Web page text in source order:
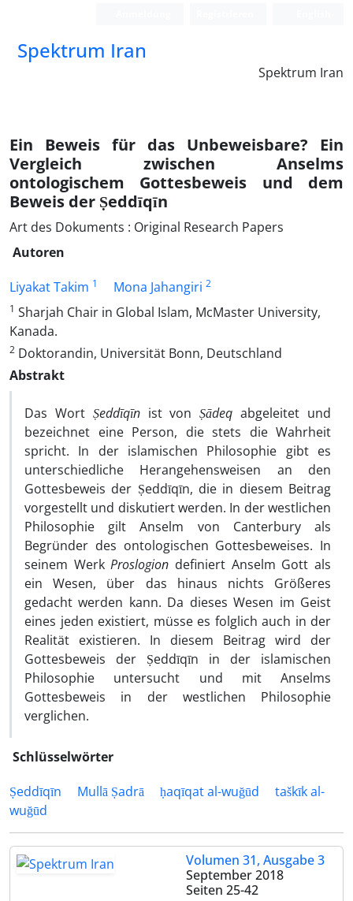
Spektrum Iran
Spektrum Iran
Ein Beweis für das Unbeweisbare? Ein
Vergleich zwischen Anselms
ontologischem Gottesbeweis und dem
Beweis der Ṣeddīqīn
Art des Dokuments : Original Research Papers
Autoren
Liyakat Takim 1 Mona Jahangiri 2
1 Sharjah Chair in Global Islam, McMaster University,
Kanada.
2 Doktorandin, Universität Bonn, Deutschland
Abstrakt
Das Wort Ṣeddīqīnist vonṢādeq abgeleitet und
bezeichnet eine Person, die stets die Wahrheit
spricht. In der islamischen Philosophie gibt es
unterschiedliche Herangehensweisen an den
Gottesbeweis der Ṣeddīqīn, die in diesem Beitrag
vorgestellt und diskutiert werden. In der westlichen
Philosophie gilt Anselm von Canterbury als
Begründer des ontologischen Gottesbeweises. In
seinem WerkProslogion definiert Anselm Gott als
ein Wesen, über das hinaus nichts Größeres
gedacht werden kann. Da dieses Wesen im Geist
eines jeden existiert, müsse es folglich auch in der
Realität existieren. In diesem Beitrag wird der
Gottesbeweis der Ṣeddīqīn in der islamischen
Philosophie untersucht und mit Anselms
Gottesbeweis in der westlichen Philosophie
verglichen.
Schlüsselwörter
Ṣeddīqīn
Mullā Ṣadrā ḥaqīqat al-wuğūd
taškīk al-
wuğūd
Volumen 31, Ausgabe 3
September 2018
Seiten 25-42